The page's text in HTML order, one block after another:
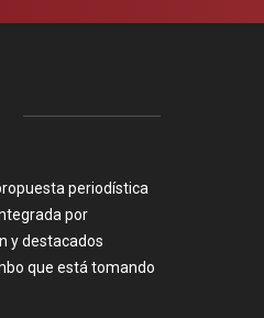
periodística
por
y destacados
que está tomando